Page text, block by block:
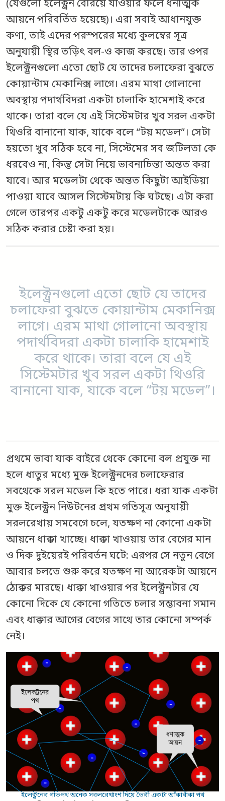
(যেগুলো ইলেক্ট্রন বেরিয়ে যাওয়ার ফলে ধনাত্মক
আয়নে পরিবর্তিত হয়েছে)। এরা সবাই আধানযুক্ত
কণা, তাই এদের পরস্পরের মধ্যে কুলম্বের সূত্র
অনুযায়ী স্থির তড়িৎ বল-ও কাজ করছে। তার ওপর
ইলেক্ট্রনগুলো এতো ছোট যে তাদের চলাফেরা বুঝতে
কোয়ান্টাম মেকানিক্স লাগে। এরম মাথা গোলানো
অবস্থায় পদার্থবিদরা একটা চালাকি হামেশাই করে
থাকে। তারা বলে যে এই সিস্টেমটার খুব সরল একটা
থিওরি বানানো যাক, যাকে বলে “টয় মডেল”। সেটা
হয়তো খুব সঠিক হবে না, সিস্টেমের সব জটিলতা কে
ধরবেও না, কিন্তু সেটা নিয়ে ভাবনাচিন্তা অন্তত করা
যাবে। আর মডেলটা থেকে অন্তত কিছুটা আইডিয়া
পাওয়া যাবে আসল সিস্টেমটায় কি ঘটছে। এটা করা
গেলে তারপর একটু একটু করে মডেলটাকে আরও
সঠিক করার চেষ্টা করা হয়।
ইলেক্ট্রনগুলো এতো ছোট যে তাদের
চলাফেরা বুঝতে কোয়ান্টাম মেকানিক্স
লাগে। এরম মাথা গোলানো অবস্থায়
পদার্থবিদরা একটা চালাকি হামেশাই
করে থাকে। তারা বলে যে এই
সিস্টেমটার খুব সরল একটা থিওরি
বানানো যাক, যাকে বলে “টয় মডেল”।
প্রথমে ভাবা যাক বাইরে থেকে কোনো বল প্রযুক্ত না
হলে ধাতুর মধ্যে মুক্ত ইলেক্ট্রনদের চলাফেরার
সবথেকে সরল মডেল কি হতে পারে। ধরা যাক একটা
মুক্ত ইলেক্ট্রন নিউটনের প্রথম গতিসূত্র অনুযায়ী
সরলরেখায় সমবেগে চলে, যতক্ষণ না কোনো একটা
আয়নে ধাক্কা খাচ্ছে। ধাক্কা খাওয়ায় তার বেগের মান
ও দিক দুইয়েরই পরিবর্তন ঘটে: এরপর সে নতুন বেগে
আবার চলতে শুরু করে যতক্ষণ না আরেকটা আয়নে
ঠোক্কর মারছে। ধাক্কা খাওয়ার পর ইলেক্ট্রনটার যে
কোনো দিকে যে কোনো গতিতে চলার সম্ভাবনা সমান
এবং ধাক্কার আগের বেগের সাথে তার কোনো সম্পর্ক
নেই।
ইলেক্ট্রনের গতিপথ অনেক সরলরেখাংশ দিয়ে তৈরী একটা আঁকাবাঁকা পথ